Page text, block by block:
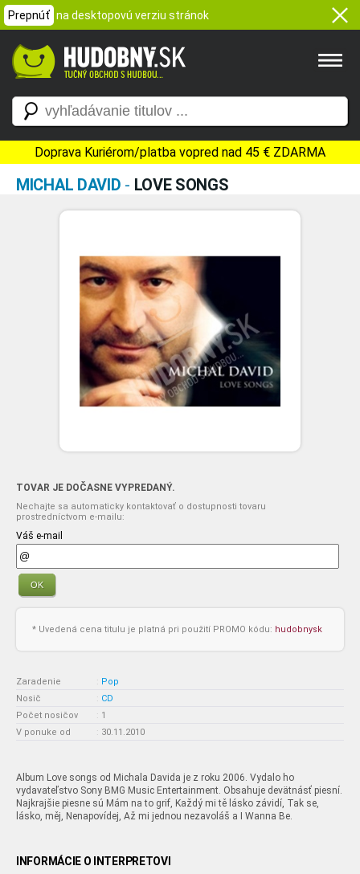
Prepnúť na desktopovú verziu stránok
Doprava Kuriérom/platba vopred nad 45 € ZDARMA
MICHAL DAVID - LOVE SONGS
TOVAR JE DOČASNE VYPREDANÝ.
Nechajte sa automaticky kontaktovať o dostupnosti tovaru
prostredníctvom e-mailu:
Váš e-mail
OK
* Uvedená cena titulu je platná pri použití PROMO kódu: hudobnysk
Zaradenie : Pop
Nosič
: CD
Počet nosičov
: 1
V ponuke od
: 30.11.2010
Album Love songs od Michala Davida je z roku 2006. Vydalo ho
vydavateľstvo Sony BMG Music Entertainment. Obsahuje devätnásť piesní.
Najkrajšie piesne sú Mám na to grif, Každý mi tě lásko závidí, Tak se,
lásko, měj, Nenapovídej, Až mi jednou nezavoláš a I Wanna Be.
INFORMÁCIE O INTERPRETOVI